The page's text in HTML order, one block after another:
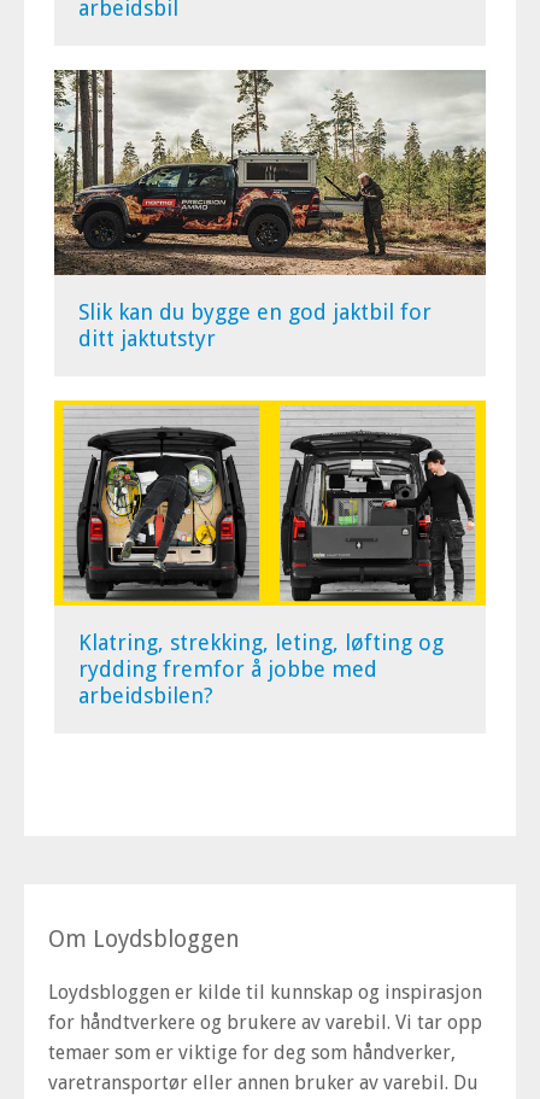
arbeidsbil
Slik kan du bygge en god jaktbil for
ditt jaktutstyr
Klatring, strekking, leting, løfting og
rydding fremfor å jobbe med
arbeidsbilen?
Om Loydsbloggen
Loydsbloggen er kilde til kunnskap og inspirasjon
for håndtverkere og brukere av varebil. Vi tar opp
temaer som er viktige for deg som håndverker,
varetransportør eller annen bruker av varebil. Du